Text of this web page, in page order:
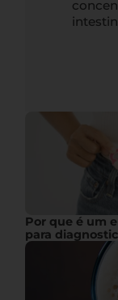
Por que é um
para